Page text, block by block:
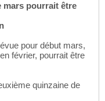
mars pourrait être
pour début mars,
février, pourrait être
quinzaine de